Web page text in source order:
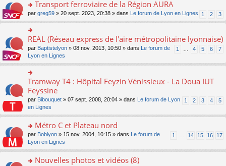
nt
s
ré
c
e
nt
lu
pl
s
ré
c
nt
e
n
o
n
lu
pl
ré
e
nt
e
s
a
e
n
o
n
lu
le
pl
u
s
ré
c
e
nt
er
le
m
e
s
s
a
e
o
n
lu
le
pl
s
ré
c
e
nt
o
n
s
ult
er
le
m
e
s
a
e
n
lu
le
pl
s
Transport ferroviaire de la Région AURA
1 2 3
par greg59 » 20 sept. 2023, 20:38 » dans Le forum de Lyon en Lignes
o
n
s
le
m
e
s
s
a
e
n
o
n
lu
REAL (Réseau express de l'aire métropolitaine lyonnaise)
1 4 5 6 7
par Baptistelyon » 08 nov. 2013, 10:50 » dans
Le forum de
Lyon en Lignes
o
n
ult
le
m
e
s
s
g
Tramway T4 : Hôpital Feyzin Vénissieux - La Doua IUT
Feyssine
1 2 3 4 5
par Bibouquet » 07 sept. 2008, 20:04 » dans
Le forum de Lyon
en Lignes
o
s
er
Métro C et Plateau nord
1 14 15 16 17
par Boblyon » 15 nov. 2004, 10:15 » dans
Le forum de
Lyon en Lignes
Nouvelles photos et vidéos (8)